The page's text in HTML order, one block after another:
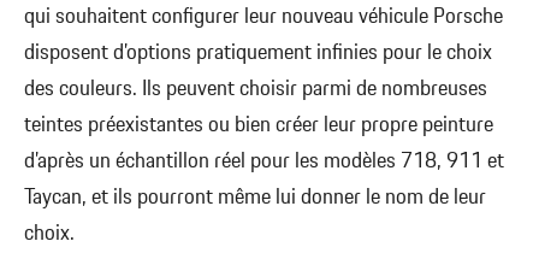
qui souhaitent configurer leur nouveau véhicule Porsche
disposent d’options pratiquement infinies pour le choix
des couleurs. Ils peuvent choisir parmi de nombreuses
teintes préexistantes ou bien créer leur propre peinture
d’après un échantillon réel pour les modèles 718, 911 et
Taycan, et ils pourront même lui donner le nom de leur
choix.